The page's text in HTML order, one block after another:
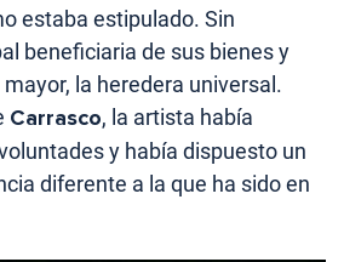
estaba estipulado. Sin
beneficiaria de sus bienes y
la heredera universal.
Carrasco, la artista había
y había dispuesto un
diferente a la que ha sido en